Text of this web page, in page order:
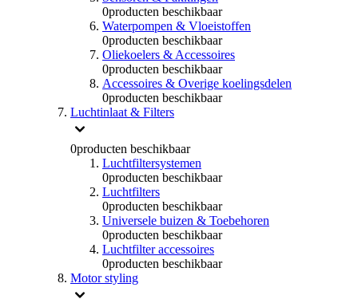
0producten beschikbaar
Waterpompen & Vloeistoffen
0producten beschikbaar
Oliekoelers & Accessoires
0producten beschikbaar
Accessoires & Overige koelingsdelen
0producten beschikbaar
Luchtinlaat & Filters
0producten beschikbaar
Luchtfiltersystemen
0producten beschikbaar
Luchtfilters
0producten beschikbaar
Universele buizen & Toebehoren
0producten beschikbaar
Luchtfilter accessoires
0producten beschikbaar
Motor styling